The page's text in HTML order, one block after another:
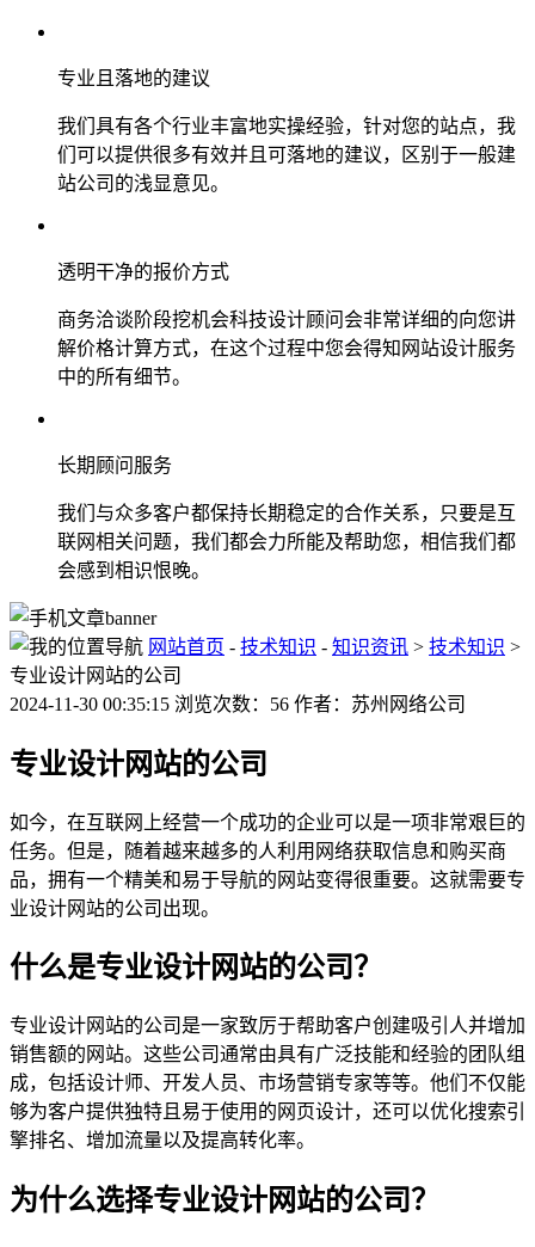
专业且落地的建议
我们具有各个行业丰富地实操经验，针对您的站点，我
们可以提供很多有效并且可落地的建议，区别于一般建
站公司的浅显意见。
透明干净的报价方式
商务洽谈阶段挖机会科技设计顾问会非常详细的向您讲
解价格计算方式，在这个过程中您会得知网站设计服务
中的所有细节。
长期顾问服务
我们与众多客户都保持长期稳定的合作关系，只要是互
联网相关问题，我们都会力所能及帮助您，相信我们都
会感到相识恨晚。
网站首页 - 技术知识 - 知识资讯 > 技术知识 >
专业设计网站的公司
2024-11-30 00:35:15 浏览次数：56 作者：苏州网络公司
专业设计网站的公司
如今，在互联网上经营一个成功的企业可以是一项非常艰巨的
任务。但是，随着越来越多的人利用网络获取信息和购买商
品，拥有一个精美和易于导航的网站变得很重要。这就需要专
业设计网站的公司出现。
什么是专业设计网站的公司？
专业设计网站的公司是一家致厉于帮助客户创建吸引人并增加
销售额的网站。这些公司通常由具有广泛技能和经验的团队组
成，包括设计师、开发人员、市场营销专家等等。他们不仅能
够为客户提供独特且易于使用的网页设计，还可以优化搜索引
擎排名、增加流量以及提高转化率。
为什么选择专业设计网站的公司？